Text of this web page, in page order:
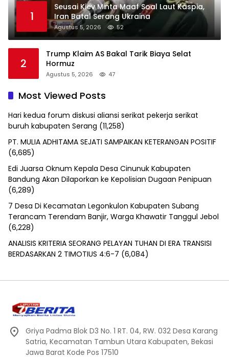
1
Seusai Kiev Minta Maaf Soal Laut Kaspia,
Iran Batal Serang Ukraina
Agustus 5, 2026 52
2
Trump Klaim AS Bakal Tarik Biaya Selat
Hormuz
Agustus 5, 2026 47
Most Viewed Posts
Hari kedua forum diskusi aliansi serikat pekerja serikat
buruh kabupaten Serang (11,258)
PT. MULIA ADHITAMA SEJATI SAMPAIKAN KETERANGAN POSITIF
(6,685)
Edi Juarsa Oknum Kepala Desa Cinunuk Kabupaten
Bandung Akan Dilaporkan ke Kepolisian Dugaan Penipuan
(6,289)
7 Desa Di Kecamatan Legonkulon Kabupaten Subang
Terancam Terendam Banjir, Warga Khawatir Tanggul Jebol
(6,228)
ANALISIS KRITERIA SEORANG PELAYAN TUHAN DI ERA TRANSISI
BERDASARKAN 2 TIMOTIUS 4:6-7 (6,084)
Griya Padma Blok D3 No. 1 RT. 04, RW. 032 Desa Karang
Satria, Kecamatan Tambun Utara Kabupaten, Bekasi
Jawa Barat Kode Pos 17510